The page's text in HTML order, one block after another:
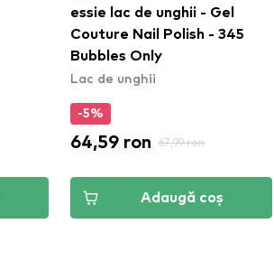
essie lac de unghii - Gel
Couture Nail Polish - 345
Bubbles Only
Lac de unghii
-5%
64,59 ron 67,99 ron
Adaugă coș